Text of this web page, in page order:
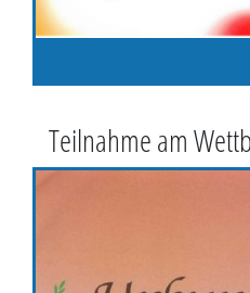
Teilnahme am